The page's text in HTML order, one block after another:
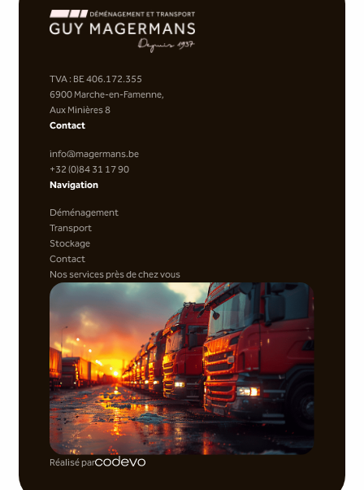
TVA : BE 406.172.355
6900 Marche-en-Famenne,
Aux Minières 8
Contact
info@magermans.be
+32 (0)84 31 17 90
Navigation
Déménagement
Transport
Stockage
Contact
Nos services près de chez vous
Réalisé par